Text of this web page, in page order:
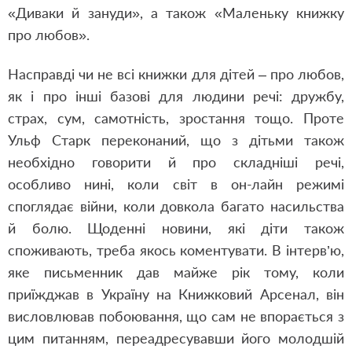
«Диваки й зануди», а також «Маленьку книжку
про любов».
Насправді чи не всі книжки для дітей – про любов,
як і про інші базові для людини речі: дружбу,
страх, сум, самотність, зростання тощо. Проте
Ульф Старк переконаний, що з дітьми також
необхідно говорити й про складніші речі,
особливо нині, коли світ в он-лайн режимі
споглядає війни, коли довкола багато насильства
й болю. Щоденні новини, які діти також
споживають, треба якось коментувати. В інтерв’ю,
яке письменник дав майже рік тому, коли
приїжджав в Україну на Книжковий Арсенал, він
висловлював побоювання, що сам не впорається з
цим питанням, переадресувавши його молодшій